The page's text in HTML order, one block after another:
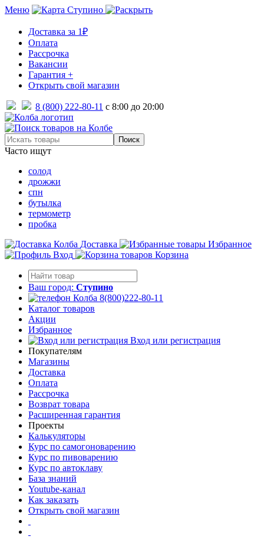
Меню Ступино
Доставка за 1₽
Оплата
Рассрочка
Вакансии
Гарантия +
Открыть свой магазин
8 (800) 222-80-11 с 8:00 до 20:00
Часто ищут
солод
дрожжи
спн
бутылка
термометр
пробка
Доставка
Избранное
Вход
Корзина
Ваш город: Ступино
8(800)222-80-11
Каталог товаров
Акции
Избранное
Вход или регистрация
Покупателям
Магазины
Доставка
Оплата
Рассрочка
Возврат товара
Расширенная гарантия
Проекты
Калькуляторы
Курс по самогоноварению
Курс по пивоварению
Курс по автоклаву
База знаний
Youtube-канал
Как заказать
Открыть свой магазин